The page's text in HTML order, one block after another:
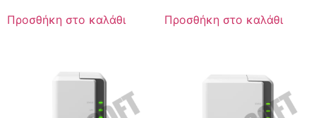
Προσθήκη στο καλάθι Προσθήκη στο καλάθι